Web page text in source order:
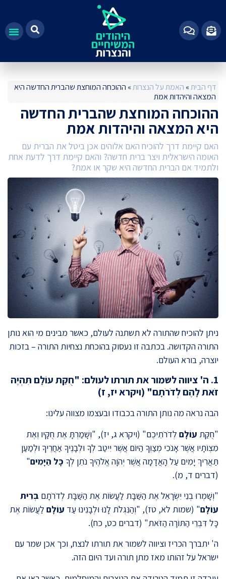
דף הבית» האמת על הנצרות» ההוכחה המוחצת שהברית החדשה היא
המצאה והיהדות אמת
ההוכחה המוחצת שהברית החדשה
היא המצאה והיהדות אמת
האם קיימת דרך להוכיח האם אלוהים אכן ביטל את הברית עם
האומה הישראלית ויצר ברית חדשה? והאם קיימת דרך לדעת אחת
ולתמיד אם הברית החדשה היא שקר או אמת?
ניתן להוכיח שהתורה לא תשתנה לעולם, כאשר מבינים מי הוא נותן
התורה הקדושה. בכתבה זו נעסוק בהוכחת נצחיות התורה – בזכות
יוצרה, בורא העולם.
1. ה' ציווה לשמור את תורתו לעולם: "חֻקַּת עוֹלָם תִּהְיֶה
זֹּאת לָהֶם לְדֹרֹתָם" (ויקרא יז, ז)
הבה נראה מה נותן התורה בכבודו ובעצמו מצווה עלינו:
"חֻקַּת עוֹלָם לְדֹרֹתֵיכֶם" (ויקרא ג, יז), "וְשָׁמַרְתָּ אֶת חֻקָּיו וְאֶת
מִצְוֹתָיו אֲשֶׁר אָנֹכִי מְצַוְּךָ הַיּוֹם אֲשֶׁר יִיטַב לְךָ וּלְבָנֶיךָ אַחֲרֶיךָ וּלְמַעַן
תַּאֲרִיךְ יָמִים עַל הָאֲדָמָה אֲשֶׁר יְהֹוָה אֱלֹהֶיךָ נֹתֵן לְךָ כָּל הַיָּמִים"
(דברים ד, מ).
"וְשָׁמְרוּ בְנֵי יִשְׂרָאֵל אֶת הַשַּׁבָּת לַעֲשׂוֹת אֶת הַשַּׁבָּת לְדֹרֹתָם בְּרִית
עוֹלָם" (שמות לא, טז), "וְהַנִּגְלֹת לָנוּ וּלְבָנֵינוּ עַד עוֹלָם לַעֲשׂוֹת אֶת
כָּל דִּבְרֵי הַתּוֹרָה הַזֹּאת" (דברים כט, כח).
ה' יתברך הכריז וציווה לשמור את תורתו לנצח, וכך אכן שמר עם
ישראל על זהותו מאז מתן תורה ועד היום הזה.